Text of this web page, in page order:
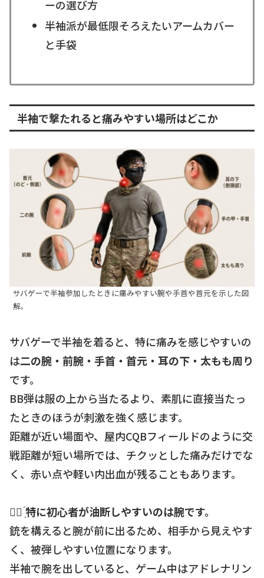
ーの選び方
半袖派が最低限そろえたいアームカバー
と手袋
半袖で撃たれると痛みやすい場所はどこか
サバゲーで半袖参加したときに痛みやすい腕や手首や首元を示した図
解。
サバゲーで半袖を着ると、特に痛みを感じやすいの
は二の腕・前腕・手首・首元・耳の下・太もも周り
です。
BB弾は服の上から当たるより、素肌に直接当たっ
たときのほうが刺激を強く感じます。
距離が近い場面や、屋内CQBフィールドのように交
戦距離が短い場所では、チクッとした痛みだけでな
く、赤い点や軽い内出血が残ることもあります。
☝🏻 ̖́特に初心者が油断しやすいのは腕です。
銃を構えると腕が前に出るため、相手から見えやす
く、被弾しやすい位置になります。
半袖で腕を出していると、ゲーム中はアドレナリン